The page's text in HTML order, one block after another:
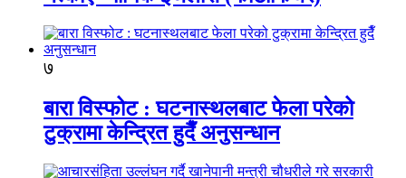
७
बारा विस्फोट : घटनास्थलबाट फेला परेको
टुक्रामा केन्द्रित हुदैँ अनुसन्धान